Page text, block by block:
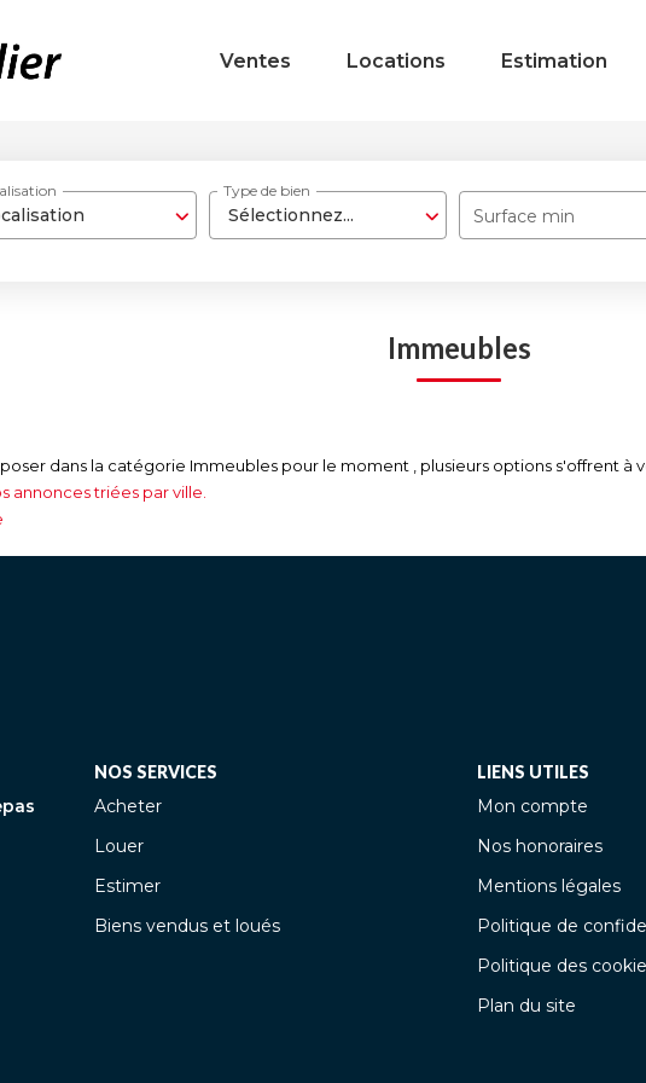
Ventes Locations Estimation
Sélectionnez...
Type de bien
Surface min
Immeubles
dans la catégorie Immeubles pour le moment , plusieurs options s'offrent à
annonces triées par ville.
NOS SERVICES
Acheter
Louer
Estimer
Biens vendus et loués
LIENS UTILES
Mon compte
Nos honoraires
Mentions légales
Politique de
Politique des
Plan du site